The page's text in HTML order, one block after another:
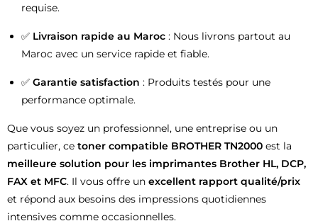
requise.
✅ Livraison rapide au Maroc : Nous livrons partout au
Maroc avec un service rapide et fiable.
✅ Garantie satisfaction : Produits testés pour une
performance optimale.
Que vous soyez un professionnel, une entreprise ou un
particulier, ce toner compatible BROTHER TN2000 est la
meilleure solution pour les imprimantes Brother HL, DCP,
FAX et MFC. Il vous offre un excellent rapport qualité/prix
et répond aux besoins des impressions quotidiennes
intensives comme occasionnelles.